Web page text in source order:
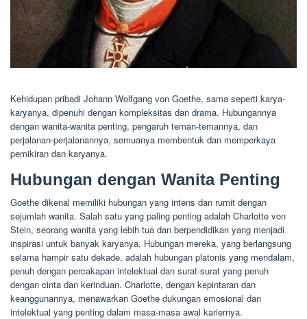
Kehidupan pribadi Johann Wolfgang von Goethe, sama seperti karya-
karyanya, dipenuhi dengan kompleksitas dan drama. Hubungannya
dengan wanita-wanita penting, pengaruh teman-temannya, dan
perjalanan-perjalanannya, semuanya membentuk dan memperkaya
pemikiran dan karyanya.
Hubungan dengan Wanita Penting
Goethe dikenal memiliki hubungan yang intens dan rumit dengan
sejumlah wanita. Salah satu yang paling penting adalah Charlotte von
Stein, seorang wanita yang lebih tua dan berpendidikan yang menjadi
inspirasi untuk banyak karyanya. Hubungan mereka, yang berlangsung
selama hampir satu dekade, adalah hubungan platonis yang mendalam,
penuh dengan percakapan intelektual dan surat-surat yang penuh
dengan cinta dan kerinduan. Charlotte, dengan kepintaran dan
keanggunannya, menawarkan Goethe dukungan emosional dan
intelektual yang penting dalam masa-masa awal kariernya.